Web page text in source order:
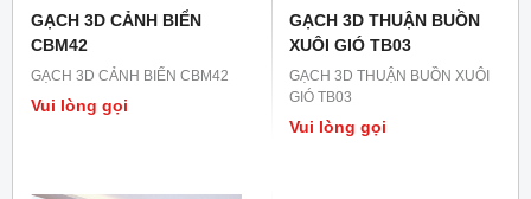
GẠCH 3D CẢNH BIỂN
CBM42
GẠCH 3D CẢNH BIỂN CBM42
Vui lòng gọi
GẠCH 3D THUẬN BUỒN
XUÔI GIÓ TB03
GẠCH 3D THUẬN BUỒN XUÔI
GIÓ TB03
Vui lòng gọi